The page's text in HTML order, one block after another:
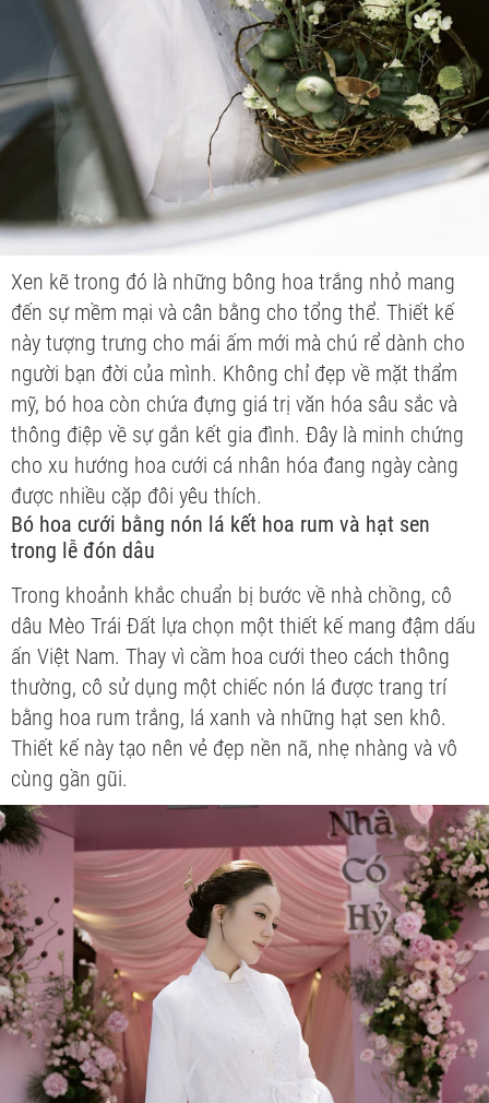
Xen kẽ trong đó là những bông hoa trắng nhỏ mang
đến sự mềm mại và cân bằng cho tổng thể. Thiết kế
này tượng trưng cho mái ấm mới mà chú rể dành cho
người bạn đời của mình. Không chỉ đẹp về mặt thẩm
mỹ, bó hoa còn chứa đựng giá trị văn hóa sâu sắc và
thông điệp về sự gắn kết gia đình. Đây là minh chứng
cho xu hướng hoa cưới cá nhân hóa đang ngày càng
được nhiều cặp đôi yêu thích.
Bó hoa cưới bằng nón lá kết hoa rum và hạt sen
trong lễ đón dâu
Trong khoảnh khắc chuẩn bị bước về nhà chồng, cô
dâu Mèo Trái Đất lựa chọn một thiết kế mang đậm dấu
ấn Việt Nam. Thay vì cầm hoa cưới theo cách thông
thường, cô sử dụng một chiếc nón lá được trang trí
bằng hoa rum trắng, lá xanh và những hạt sen khô.
Thiết kế này tạo nên vẻ đẹp nền nã, nhẹ nhàng và vô
cùng gần gũi.